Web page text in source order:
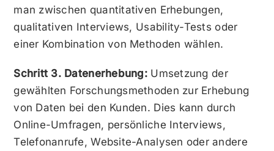
man zwischen quantitativen Erhebungen,
qualitativen Interviews, Usability-Tests oder
einer Kombination von Methoden wählen.
Schritt 3. Datenerhebung: Umsetzung der
gewählten Forschungsmethoden zur Erhebung
von Daten bei den Kunden. Dies kann durch
Online-Umfragen, persönliche Interviews,
Telefonanrufe, Website-Analysen oder andere